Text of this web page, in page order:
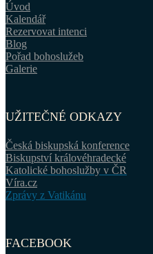
Úvod
Kalendář
Rezervovat intenci
Blog
Pořad bohoslužeb
Galerie
UŽITEČNÉ ODKAZY
Česká biskupská konference
Biskupství královéhradecké
Katolické bohoslužby v ČR
Víra.cz
Zprávy z Vatikánu
FACEBOOK